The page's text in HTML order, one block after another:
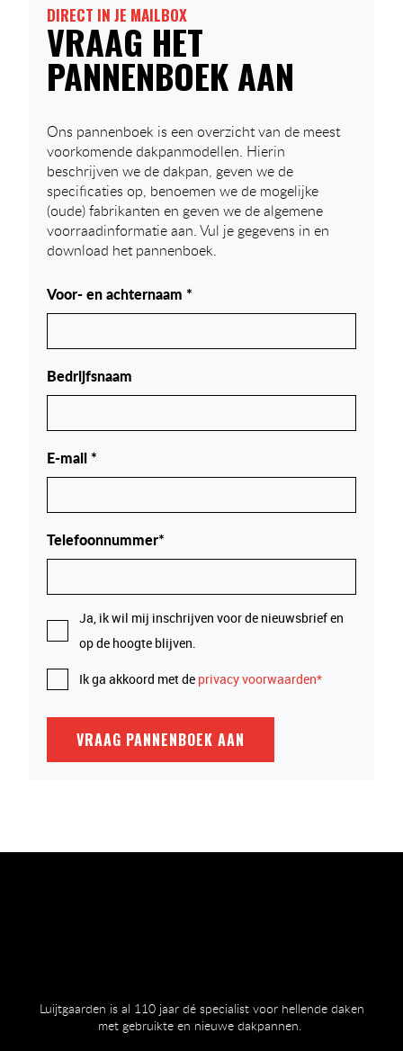
DIRECT IN JE MAILBOX
VRAAG HET
PANNENBOEK AAN
Ons pannenboek is een overzicht van de meest
voorkomende dakpanmodellen. Hierin
beschrijven we de dakpan, geven we de
specificaties op, benoemen we de mogelijke
(oude) fabrikanten en geven we de algemene
voorraadinformatie aan. Vul je gegevens in en
download het pannenboek.
Voor- en achternaam *
Bedrijfsnaam
E-mail *
Telefoonnummer*
Ja, ik wil mij inschrijven voor de nieuwsbrief en
op de hoogte blijven.
Ik ga akkoord met de privacy voorwaarden*
VRAAG PANNENBOEK AAN
Luijtgaarden is al 110 jaar dé specialist voor hellende daken
met gebruikte en nieuwe dakpannen.